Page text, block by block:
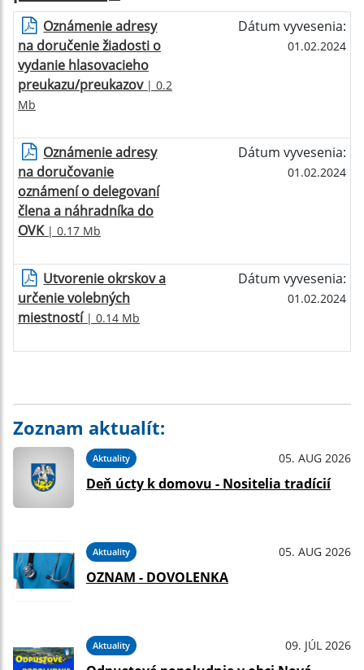
Oznámenie adresy
na doručenie žiadosti o
vydanie hlasovacieho
preukazu/preukazov| 0.2
Mb
Dátum vyvesenia:
01.02.2024
Oznámenie adresy
na doručovanie
oznámení o delegovaní
člena a náhradníka do
OVK| 0.17 Mb
Dátum vyvesenia:
01.02.2024
Utvorenie okrskov a
určenie volebných
miestností| 0.14 Mb
Dátum vyvesenia:
01.02.2024
Zoznam aktualít:
Aktuality 05. AUG 2026
Deň úcty k domovu - Nositelia tradícií
Aktuality 05. AUG 2026
OZNAM - DOVOLENKA
Aktuality 09. JÚL 2026